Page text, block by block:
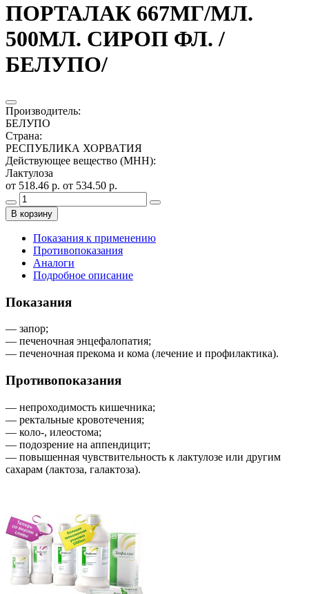
ПОРТАЛАК 667МГ/МЛ.
500МЛ. СИРОП ФЛ. /
БЕЛУПО/
Производитель:
БЕЛУПО
Страна:
РЕСПУБЛИКА ХОРВАТИЯ
Действующее вещество (МНН):
Лактулоза
от 518.46 р. от 534.50 р.
В корзину
Показания к применению
Противопоказания
Аналоги
Подробное описание
Показания
— запор;
— печеночная энцефалопатия;
— печеночная прекома и кома (лечение и профилактика).
Противопоказания
— непроходимость кишечника;
— ректальные кровотечения;
— коло-, илеостома;
— подозрение на аппендицит;
— повышенная чувствительность к лактулозе или другим
сахарам (лактоза, галактоза).